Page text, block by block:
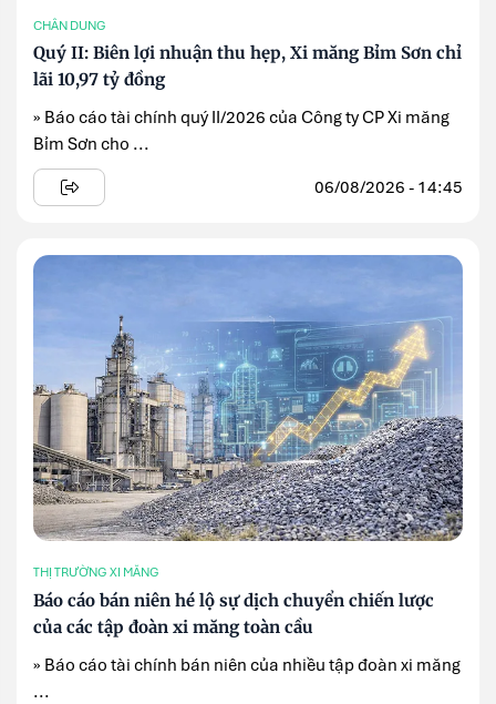
CHÂN DUNG
Quý II: Biên lợi nhuận thu hẹp, Xi măng Bỉm Sơn chỉ
lãi 10,97 tỷ đồng
» Báo cáo tài chính quý II/2026 của Công ty CP Xi măng
Bỉm Sơn cho ...
06/08/2026 - 14:45
THỊ TRƯỜNG XI MĂNG
Báo cáo bán niên hé lộ sự dịch chuyển chiến lược
của các tập đoàn xi măng toàn cầu
» Báo cáo tài chính bán niên của nhiều tập đoàn xi măng
...